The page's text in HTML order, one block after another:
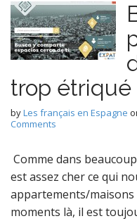
trop étriqué
byLes français en Espagne
Comments
Comme dans
est assez cher ce qui
appartements/maisons
moments là, il est